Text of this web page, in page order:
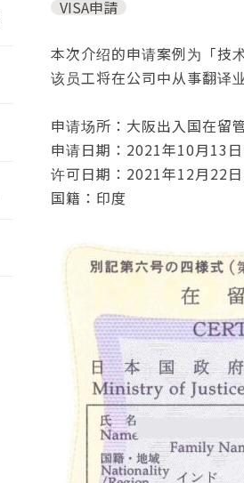
VISA申請
本次介绍的申请案例为「技
该员工将在公司中从事翻译业
申请场所：大阪出入国在留
申请日期：2021年10月13日
许可日期：2021年12月22日
国籍：印度